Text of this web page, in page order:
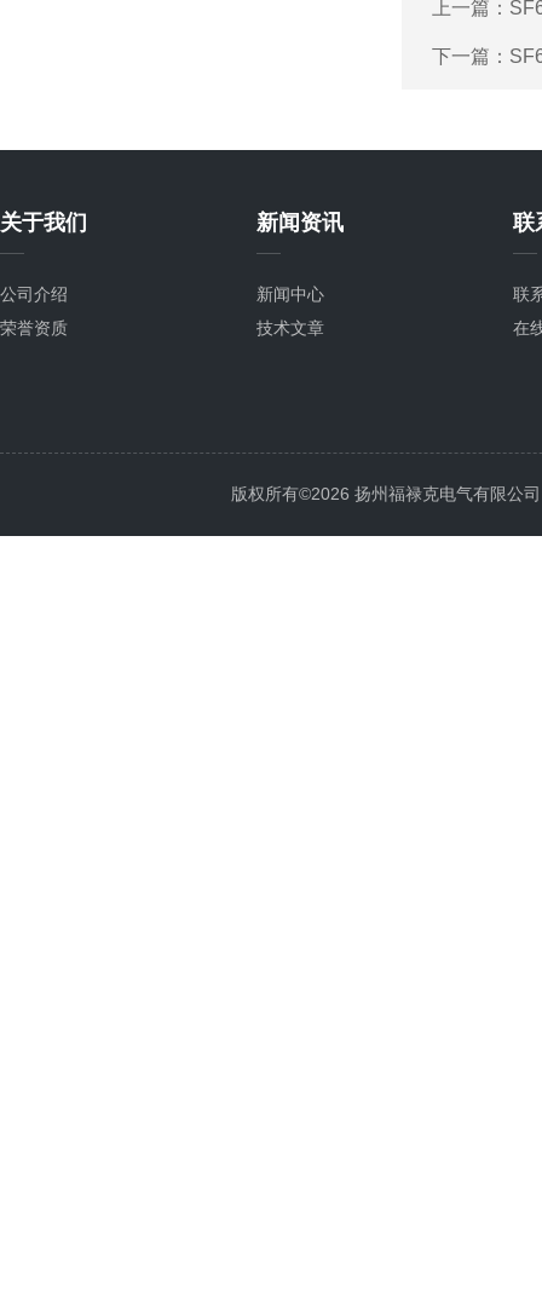
上一篇：
下一篇：
关于我们
公司介绍
荣誉资质
新闻资讯
新闻中心
技术文章
联
联
在
版权所有©2026 扬州福禄克电气有限公